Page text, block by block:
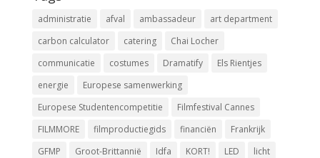
administratie afval ambassadeur
art department
carbon calculator
catering
Chai Locher
communicatie
costumes Dramatify
Els Rientjes
energie
Europese samenwerking
Europese Studentencompetitie
Filmfestival Cannes
FILMMORE
filmproductiegids financiën
Frankrijk
GFMP
Groot-Brittannië Idfa KORT! LED
licht